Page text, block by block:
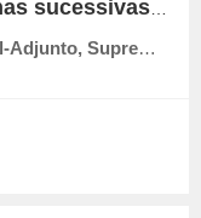
de pena”
Vítor Pereira Pinto, Procurador-Geral-Adjunto, Supremo Tribunal de Justiça